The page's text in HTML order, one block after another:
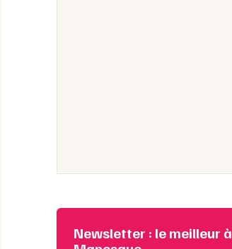
Newsletter : le meilleur à